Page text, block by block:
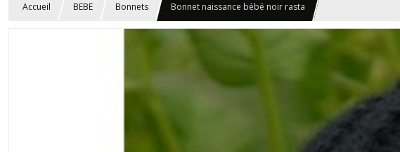
Accueil BEBE Bonnets Bonnet naissance bébé noir rasta